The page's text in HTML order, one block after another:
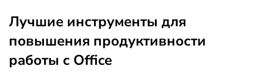
Лучшие инструменты для
повышения продуктивности
работы с Office